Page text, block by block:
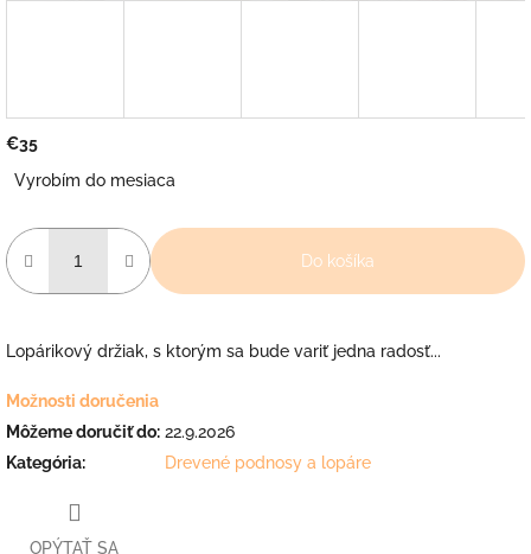
€35
cena:
Vyrobím do mesiaca
Do košíka
Lopárikový držiak, s ktorým sa bude variť jedna radosť...
Možnosti doručenia
Môžeme doručiť do: 22.9.2026
Kategória: Drevené podnosy a lopáre
OPÝTAŤ SA